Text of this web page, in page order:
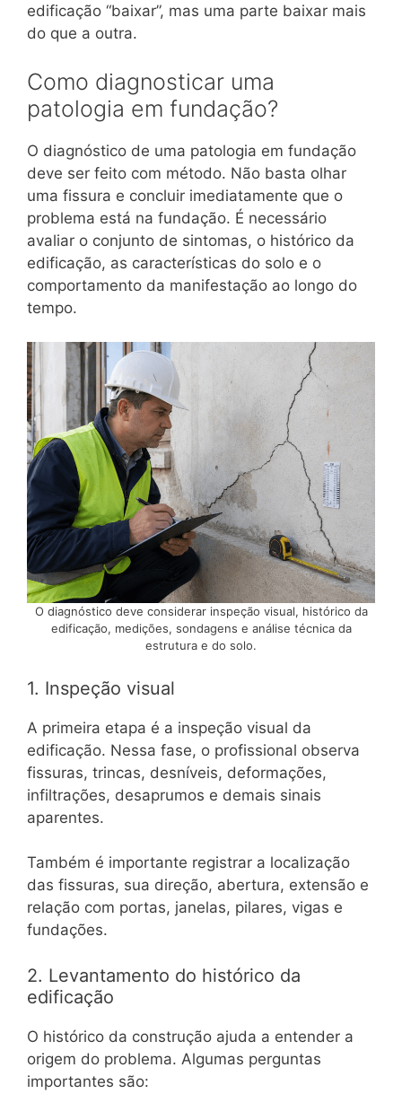
edificação “baixar”, mas uma parte baixar mais
do que a outra.
Como diagnosticar uma
patologia em fundação?
O diagnóstico de uma patologia em fundação
deve ser feito com método. Não basta olhar
uma fissura e concluir imediatamente que o
problema está na fundação. É necessário
avaliar o conjunto de sintomas, o histórico da
edificação, as características do solo e o
comportamento da manifestação ao longo do
tempo.
O diagnóstico deve considerar inspeção visual, histórico da
edificação, medições, sondagens e análise técnica da
estrutura e do solo.
1. Inspeção visual
A primeira etapa é a inspeção visual da
edificação. Nessa fase, o profissional observa
fissuras, trincas, desníveis, deformações,
infiltrações, desaprumos e demais sinais
aparentes.
Também é importante registrar a localização
das fissuras, sua direção, abertura, extensão e
relação com portas, janelas, pilares, vigas e
fundações.
2. Levantamento do histórico da
edificação
O histórico da construção ajuda a entender a
origem do problema. Algumas perguntas
importantes são: